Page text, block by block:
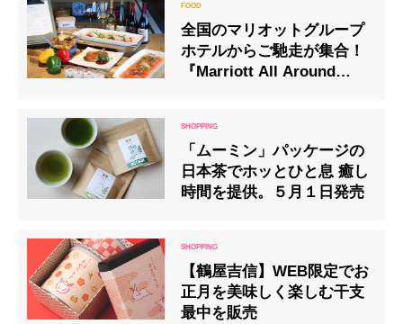
全国のマリオットグループ
ホテルからご馳走が集合！
『Marriott All Around
「ムーミン」パッケージの
日本茶でホッとひと息 癒し
時間を提供。５月１日発売
【鶴屋吉信】WEB限定でお
正月を美味しく楽しむ干支
最中を販売